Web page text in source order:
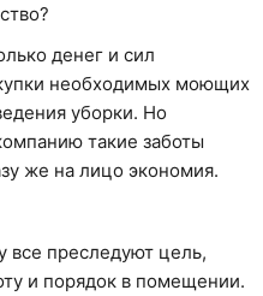
денег и сил
необходимых моющих
уборки. Но
такие заботы
же на лицо экономия.
все преследуют цель,
и порядок в помещении.